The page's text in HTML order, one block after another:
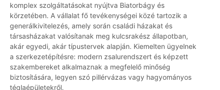
komplex szolgáltatásokat nyújtva Biatorbágy és
körzetében. A vállalat fő tevékenységei közé tartozik a
generálkivitelezés, amely során családi házakat és
társasházakat valósítanak meg kulcsrakész állapotban,
akár egyedi, akár típustervek alapján. Kiemelten ügyelnek
a szerkezetépítésre: modern zsalurendszert és képzett
szakembereket alkalmaznak a megfelelő minőség
biztosítására, legyen szó pillérvázas vagy hagyományos
téglaépületekről.